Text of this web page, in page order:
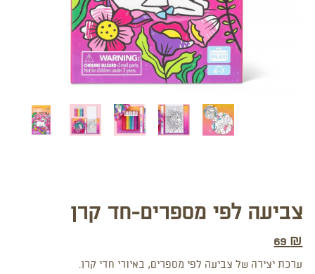
צביעה לפי מספרים-חד קרן
69 ₪
ערכת יצירה של צביעה לפי מספרים, באיורי חדי קרן.